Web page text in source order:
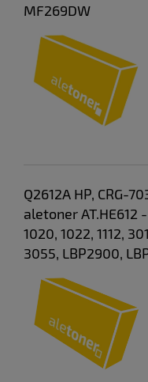
MF269DW
Q2612A HP, CRG-
aletoner AT.HE612 -
1020, 1022, 1112,
3055, LBP2900,